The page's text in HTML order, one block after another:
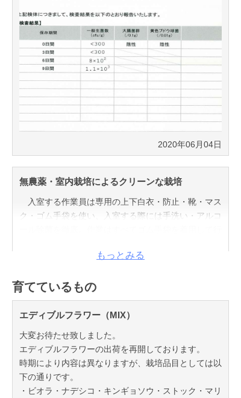
2020年06月04日
無農薬・室内栽培によるクリーンな栽培
入室する作業員は専用の上下白衣・防止・靴・マス
ク・ゴム手袋を使い、入室する際には手洗い・アルコ
為、食卓に届くまでに人の手が直接触れることは一切
栽培室に入れる人数は制限され、自由に入退室はで
きません。
室内で育てている為、病気や害虫の心配がなく、袋
特徴です。
もっとみる
育てているもの
エディブルフラワー（MIX）
大変お待たせ致しました。
エディブルフラワーの出荷を再開しております。
時期により内容は異なりますが、栽培品目としては以
下の通りです。
・ビオラ・ナデシコ・キンギョソウ・ストック・マリ